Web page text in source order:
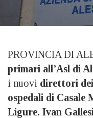
PROVINCIA DI
primari all’Asl di
i nuovi direttori
ospedali di Casale
Ligure. Ivan